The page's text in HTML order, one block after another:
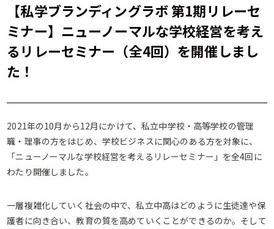
【私学ブランディングラボ 第1期リレーセ
ミナー】ニューノーマルな学校経営を考え
るリレーセミナー（全4回）を開催しまし
た！
2021年の10月から12月にかけて、私立中学校・高等学校の管理
職・理事の方をはじめ、学校ビジネスに関心のある方を対象に、
「ニューノーマルな学校経営を考えるリレーセミナー」を全4回に
わたり開催しました。
一層複雑化していく社会の中で、私立中高はどのように生徒達や保
護者に向き合い、教育の質を高めていくことができるのか。そして